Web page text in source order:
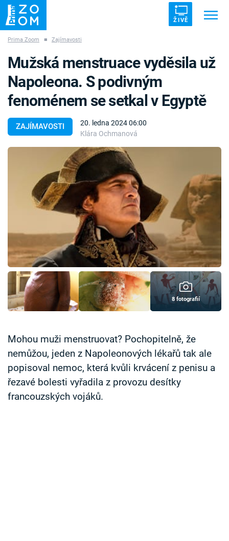
ŽIVĚ
ZÁHADY VETŘELCI DÁVNOVĚKU
Témata
Pořady
TV Program
Sledujte prima+
Přihlášení
Sledujte nás
Prima Zoom ■ Zajímavosti
ZAJÍMAVOSTI
20. ledna 2024 06:00
Klára Ochmanová
Mužská menstruace vyděsila už
Napoleona. S podivným
fenoménem se setkal v Egyptě
8 fotografií
Mohou muži menstruovat? Pochopitelně, že
nemůžou, jeden z Napoleonových lékařů tak ale
popisoval nemoc, která kvůli krvácení z penisu a
řezavé bolesti vyřadila z provozu desítky
francouzských vojáků.